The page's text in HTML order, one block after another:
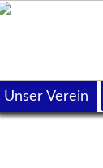
Unser Verein